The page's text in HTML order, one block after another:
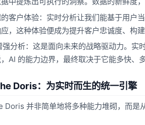
客户体验：实时分析让我们能基于用户当
，这种体验便成为提升客户忠诚度、构
强分析：这是面向未来的战略驱动力。实
AI 的能力边界，最终取决于它能多快、
Doris：为实时而生的统一引擎
Doris 并非简单地将多种能力堆砌，而是